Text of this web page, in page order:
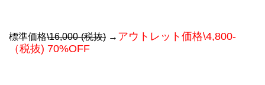
標準価格\16,000-(税抜) → アウトレット価格\4,800-
（税抜) 70%OFF